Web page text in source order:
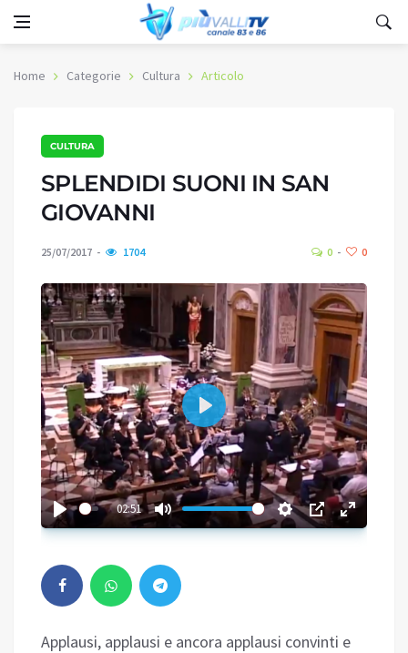
Home Categorie Cultura Articolo
CULTURA
SPLENDIDI SUONI IN SAN
GIOVANNI
25/07/2017 1704 0 0
02:51
Play
Applausi, applausi e ancora applausi convinti e